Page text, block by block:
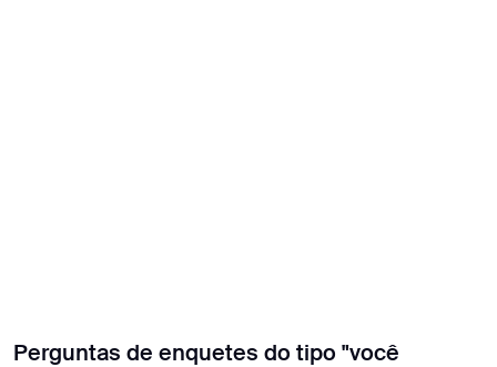
Perguntas de enquetes do tipo "você